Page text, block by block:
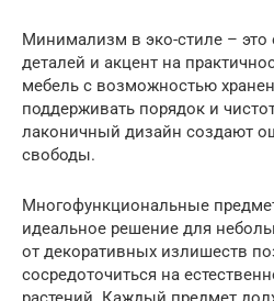
Минимализм в эко-стиле – это
деталей и акцент на
мебель с возможностью
поддерживать порядок и
лаконичный дизайн создают
свободы.
Многофункциональные
идеальное решение для
от декоративных излишеств
сосредоточиться на